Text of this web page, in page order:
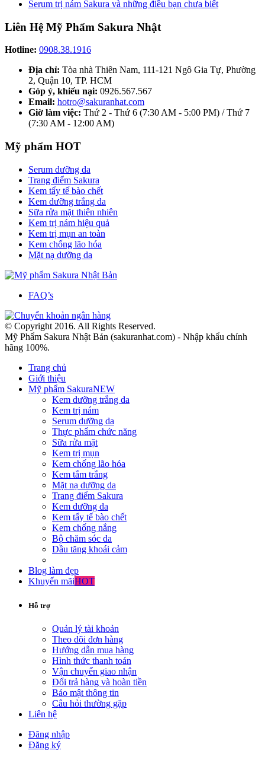
Serum trị nám Sakura và những điều bạn chưa biết
Liên Hệ Mỹ Phẩm Sakura Nhật
Hotline: 0908.38.1916
Địa chỉ: Tòa nhà Thiên Nam, 111-121 Ngô Gia Tự, Phường
2, Quận 10, TP. HCM
Góp ý, khiếu nại: 0926.567.567
Email: hotro@sakuranhat.com
Giờ làm việc: Thứ 2 - Thứ 6 (7:30 AM - 5:00 PM) / Thứ 7
(7:30 AM - 12:00 AM)
Mỹ phẩm HOT
Serum dưỡng da
Trang điểm Sakura
Kem tẩy tế bào chết
Kem dưỡng trắng da
Sữa rửa mặt thiên nhiên
Kem trị nám hiệu quả
Kem trị mụn an toàn
Kem chống lão hóa
Mặt nạ dưỡng da
FAQ’s
© Copyright 2016. All Rights Reserved.
Mỹ Phẩm Sakura Nhật Bản (sakuranhat.com) - Nhập khẩu chính
hãng 100%.
Trang chủ
Giới thiệu
Mỹ phẩm SakuraNEW
Kem dưỡng trắng da
Kem trị nám
Serum dưỡng da
Thực phẩm chức năng
Sữa rửa mặt
Kem trị mụn
Kem chống lão hóa
Kem tắm trắng
Mặt nạ dưỡng da
Trang điểm Sakura
Kem dưỡng da
Kem tẩy tế bào chết
Kem chống nắng
Bộ chăm sóc da
Dầu tăng khoái cảm
Blog làm đẹp
Khuyến mãiHOT
Hỗ trợ
Quản lý tài khoản
Theo dõi đơn hàng
Hướng dẫn mua hàng
Hình thức thanh toán
Vận chuyển giao nhận
Đổi trả hàng và hoàn tiền
Bảo mật thông tin
Câu hỏi thường gặp
Liên hệ
Đăng nhập
Đăng ký